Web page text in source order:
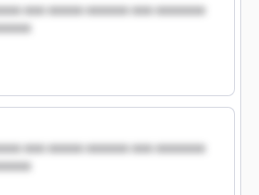
xxx xxxxx xxxxxx xxx xxxxxxx
xxx xxxxx xxxxxx xxx xxxxxxx